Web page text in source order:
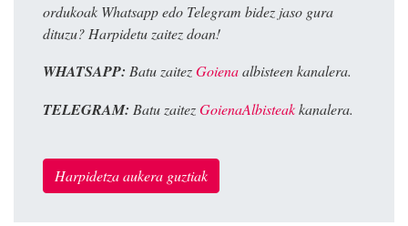
ordukoak Whatsapp edo Telegram bidez jaso gura
dituzu? Harpidetu zaitez doan!
WHATSAPP: Batu zaitezGoienaalbisteen kanalera.
TELEGRAM: Batu zaitezGoienaAlbisteakkanalera.
Harpidetza aukera guztiak